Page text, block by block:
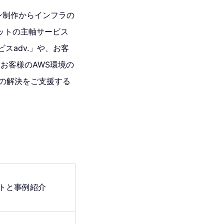
作からインフラの
トの主軸サービス
スadv.」や、お客
客様のAWS環境の
解決をご支援する
と事例紹介